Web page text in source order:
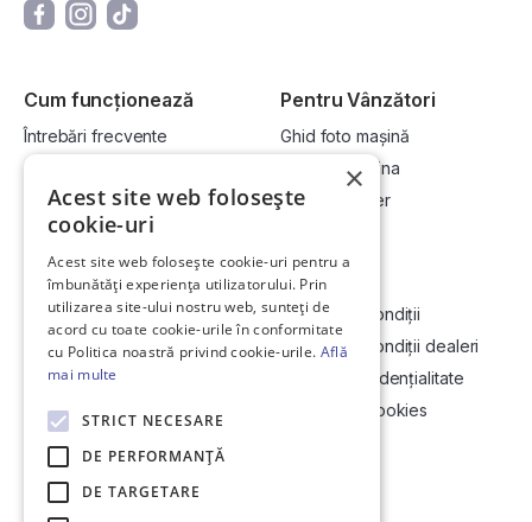
Cum funcționează
Întrebări frecvente
Cum vând la licitație?
Pentru Vânzători
Ghid foto mașină
Vinde-ți mașina
Devino dealer
Link-uri utile
Informații utile vizionare
Contact
Soluționarea Online a litigiilor
ANCP
Compania
Termeni și condiții
Termeni și condiții dealeri
Politică confidențialitate
Politica de cookies
×
Acest site web folosește
cookie-uri
Acest site web folosește cookie-uri pentru a
îmbunătăți experiența utilizatorului. Prin
utilizarea site-ului nostru web, sunteți de
acord cu toate cookie-urile în conformitate
cu Politica noastră privind cookie-urile. Află
mai multe
STRICT NECESARE
DE PERFORMANȚĂ
DE TARGETARE